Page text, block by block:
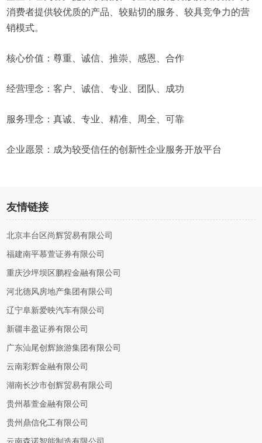
消费者提供较优质的产品、较贴切的服务、较具竞争力的营
销模式。
核心价值：尊重、诚信、推崇、感恩、合作
经营理念：客户、诚信、专业、团队、成功
服务理念：真诚、专业、精准、周全、可靠
企业愿景：成为较受信任的创新性企业服务开放平台
友情链接
北京丰台区尚辉贸易有限公司
福建南平慕萱证券有限公司
重庆沙坪坝区鹏程金融有限公司
河北德风房地产集团有限公司
辽宁阜新爱映汽车有限公司
新疆丰盈证券有限公司
广东汕尾创辉旅游集团有限公司
云南彩辉金融有限公司
湖南长沙市创辉贸易有限公司
贵州慕萱金融有限公司
贵州鼎信化工有限公司